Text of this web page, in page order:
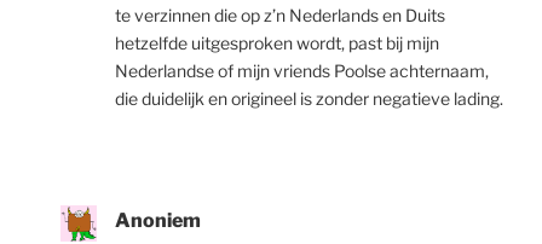
te verzinnen die op z’n Nederlands en Duits
hetzelfde uitgesproken wordt, past bij mijn
Nederlandse of mijn vriends Poolse achternaam,
die duidelijk en origineel is zonder negatieve lading.
Anoniem